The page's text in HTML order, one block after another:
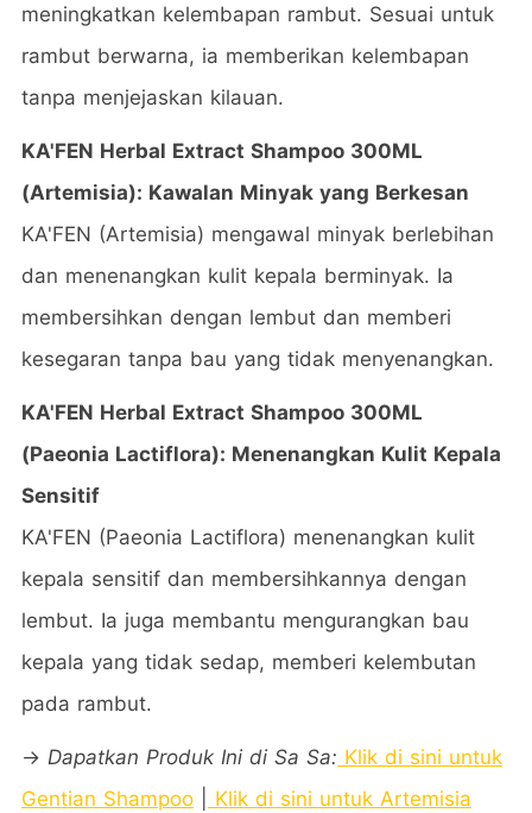
meningkatkan kelembapan rambut. Sesuai untuk
rambut berwarna, ia memberikan kelembapan
tanpa menjejaskan kilauan.
KA'FEN Herbal Extract Shampoo 300ML
(Artemisia): Kawalan Minyak yang Berkesan
KA'FEN (Artemisia) mengawal minyak berlebihan
dan menenangkan kulit kepala berminyak. Ia
membersihkan dengan lembut dan memberi
kesegaran tanpa bau yang tidak menyenangkan.
KA'FEN Herbal Extract Shampoo 300ML
(Paeonia Lactiflora): Menenangkan Kulit Kepala
Sensitif
KA'FEN (Paeonia Lactiflora) menenangkan kulit
kepala sensitif dan membersihkannya dengan
lembut. Ia juga membantu mengurangkan bau
kepala yang tidak sedap, memberi kelembutan
pada rambut.
→ Dapatkan Produk Ini di Sa Sa: Klik di sini untuk
Gentian Shampoo
Klik di sini untuk Artemisia